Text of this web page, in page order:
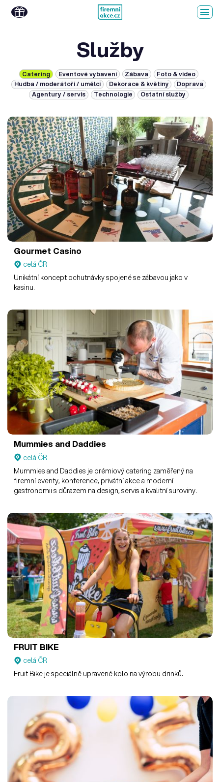
Služby
Catering Eventové vybavení Zábava
Foto & video
Hudba / moderátoři / umělci
Dekorace & květiny
Doprava
Agentury / servis
Technologie Ostatní služby
Gourmet Casino
celá ČR
Unikátní koncept ochutnávky spojené se zábavou jako v
kasinu.
Mummies and Daddies
celá ČR
Mummies and Daddies je prémiový catering zaměřený na
firemní eventy, konference, privátní akce a moderní
gastronomii s důrazem na design, servis a kvalitní suroviny.
FRUIT BIKE
celá ČR
Fruit Bike je speciálně upravené kolo na výrobu drinků.